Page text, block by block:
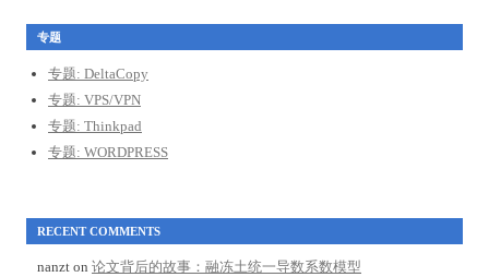
专题
专题: DeltaCopy
专题: VPS/VPN
专题: Thinkpad
专题: WORDPRESS
RECENT COMMENTS
nanzt on 论文背后的故事：融冻土统一导数系数模型